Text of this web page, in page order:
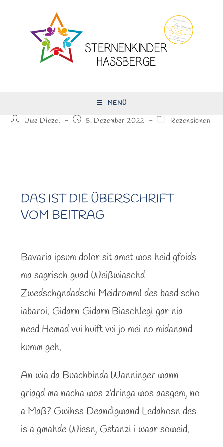
MENÜ
Beitrags-
Uwe Diezel
Beitrag5. Dezember 2022
Beitrags-
Rezensionen
DAS IST DIE ÜBERSCHRIFT
VOM BEITRAG
Bavaria ipsum dolor sit amet wos heid gfoids
ma sagrisch guad Weißwiaschd
Zwedschgndadschi Meidromml des basd scho
iabaroi. Gidarn Gidarn Biaschlegl gar nia
need Hemad vui huift vui jo mei no midanand
kumm geh.
An wia da Buachbinda Wanninger wann
griagd ma nacha wos z’dringa wos aasgem, no
a Maß? Gwihss Deandlgwand Ledahosn des
is a gmahde Wiesn, Gstanzl i waar soweid.